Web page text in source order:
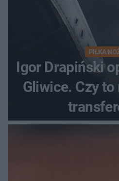
PIŁKA
Igor Drapiński
Gliwice. Czy to